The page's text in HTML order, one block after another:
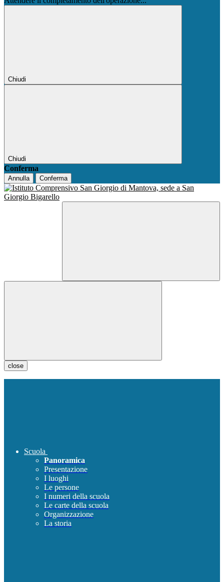
Chiudi
Chiudi
Conferma
Annulla Conferma
close
Scuola
Panoramica
Presentazione
I luoghi
Le persone
I numeri della scuola
Le carte della scuola
Organizzazione
La storia